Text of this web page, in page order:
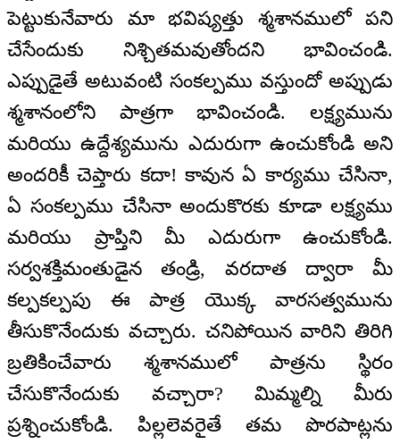
పెట్టుకునేవారు మా భవిష్యత్తు శ్మశానములో పని
చేసేందుకు నిశ్చితమవుతోందని భావించండి.
ఎప్పుడైతే అటువంటి సంకల్పము వస్తుందో అప్పుడు
శ్మశానంలోని పాత్రగా భావించండి. లక్ష్యమును
మరియు ఉద్దేశ్యమును ఎదురుగా ఉంచుకోండి అని
అందరికీ చెప్తారు కదా! కావున ఏ కార్యము చేసినా,
ఏ సంకల్పము చేసినా అందుకొరకు కూడా లక్ష్యము
మరియు ప్రాప్తిని మీ ఎదురుగా ఉంచుకోండి.
సర్వశక్తిమంతుడైన తండ్రి, వరదాత ద్వారా మీ
కల్పకల్పపు ఈ పాత్ర యొక్క వారసత్వమును
తీసుకొనేందుకు వచ్చారు. చనిపోయిన వారిని తిరిగి
బ్రతికించేవారు శ్మశానములో పాత్రను స్థిరం
చేసుకొనేందుకు వచ్చారా? మిమ్మల్ని మీరు
ప్రశ్నించుకోండి. పిల్లలెవరైతే తమ పొరపాట్లను